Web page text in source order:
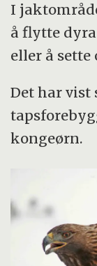
I
å flytte
eller å sette
Det har vist
kongeørn.